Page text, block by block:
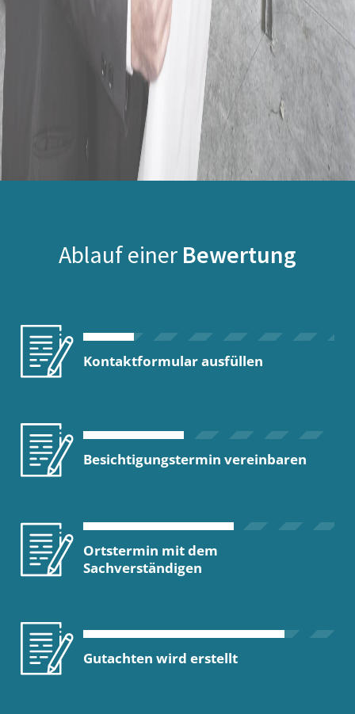
Ablauf einer Bewertung
Kontaktformular ausfüllen
Besichtigungstermin vereinbaren
Ortstermin mit dem
Sachverständigen
Gutachten wird erstellt